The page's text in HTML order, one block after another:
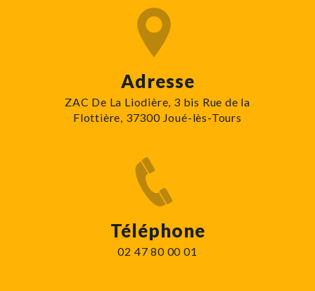
Adresse
ZAC De La Liodière, 3 bis Rue de la
Flottière, 37300 Joué-lès-Tours
Téléphone
02 47 80 00 01